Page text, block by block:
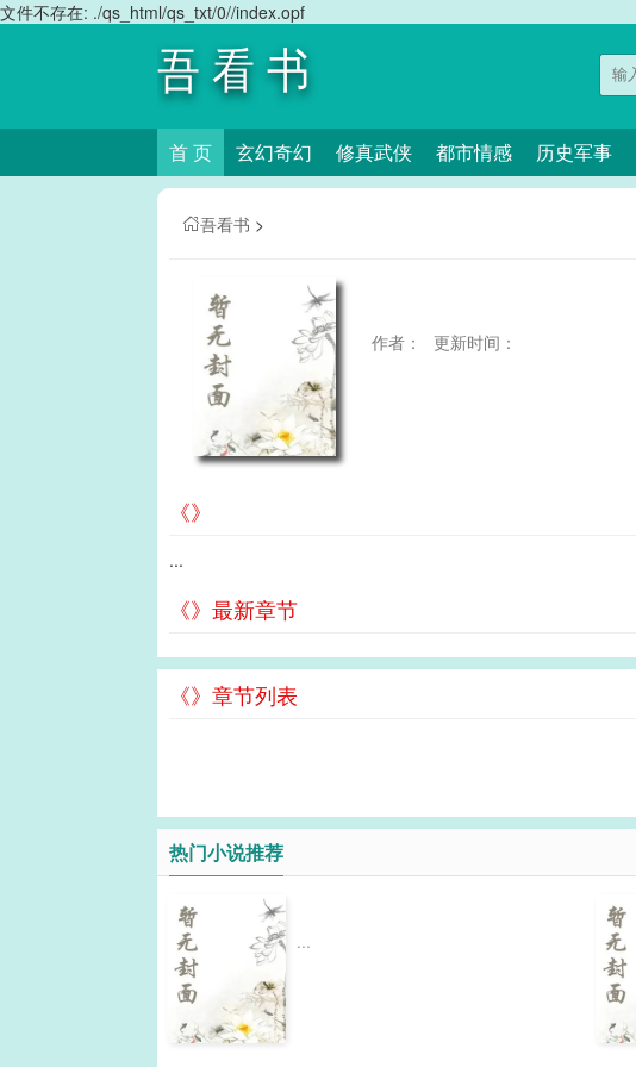
文件不存在: ./qs_html/qs_txt/0//index.opf
吾看书
首 页 玄幻奇幻 修真武侠 都市情感 历史军事
吾看书 >
作者： 更新时间：
《》
...
《》最新章节
《》章节列表
热门小说推荐
...